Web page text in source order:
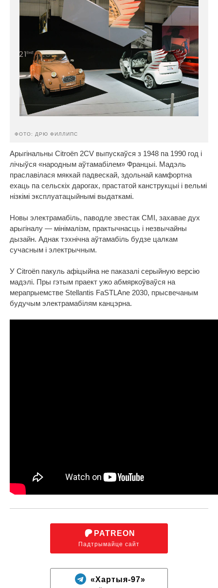
ФОТО: ДРЮ ФИЛЛИПС
Арыгінальны Citroën 2CV выпускаўся з 1948 па 1990 год і
лічыўся «народным аўтамабілем» Францыі. Мадэль
праславілася мяккай падвескай, здольнай камфортна
ехаць па сельскіх дарогах, прастатой канструкцыі і вельмі
нізкімі эксплуатацыйнымі выдаткамі.
Новы электрамабіль, паводле звестак СМІ, захавае дух
арыгіналу — мінімалізм, практычнасць і незвычайны
дызайн. Аднак тэхнічна аўтамабіль будзе цалкам
сучасным і электрычным.
У Citroën пакуль афіцыйна не паказалі серыйную версію
мадэлі. Пры гэтым праект ужо абмяркоўваўся на
мерапрыемстве Stellantis FaSTLAne 2030, прысвечаным
будучым электрамабілям канцэрна.
PATREON
Падтрымайце сайт
«Хартыя-97»